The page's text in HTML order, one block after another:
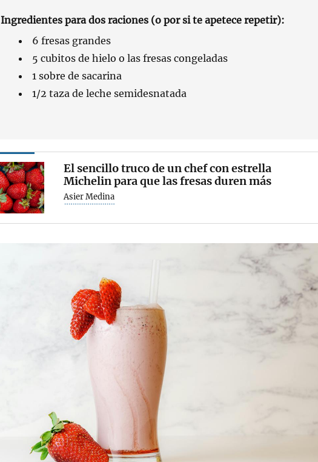
Ingredientes para dos raciones (o por si te apetece repetir):
6 fresas grandes
5 cubitos de hielo o las fresas congeladas
1 sobre de sacarina
1/2 taza de leche semidesnatada
El sencillo truco de un chef con estrella
Michelin para que las fresas duren más
Asier Medina